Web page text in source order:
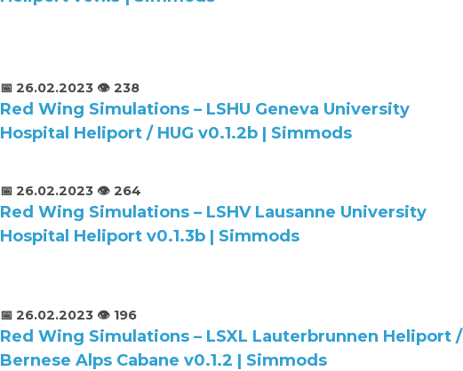
📅 26.02.2023 👁️ 238
Red Wing Simulations – LSHU Geneva University
Hospital Heliport / HUG v0.1.2b | Simmods
📅 26.02.2023 👁️ 264
Red Wing Simulations – LSHV Lausanne University
Hospital Heliport v0.1.3b | Simmods
📅 26.02.2023 👁️ 196
Red Wing Simulations – LSXL Lauterbrunnen Heliport /
Bernese Alps Cabane v0.1.2 | Simmods